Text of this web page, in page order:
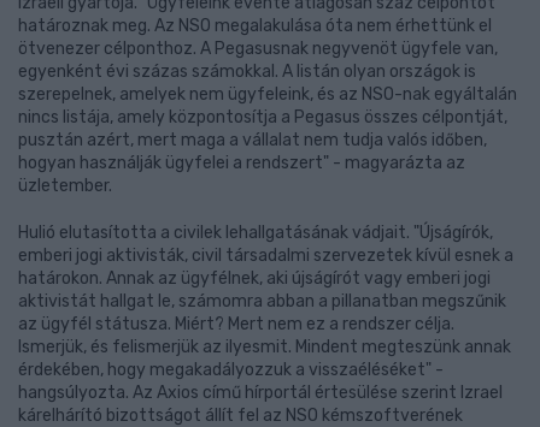
határoznak meg. Az NSO megalakulása óta nem érhettünk el
ötvenezer célponthoz. A Pegasusnak negyvenöt ügyfele van,
egyenként évi százas számokkal. A listán olyan országok is
szerepelnek, amelyek nem ügyfeleink, és az NSO-nak egyáltalán
nincs listája, amely központosítja a Pegasus összes célpontját,
pusztán azért, mert maga a vállalat nem tudja valós időben,
hogyan használják ügyfelei a rendszert" - magyarázta az
üzletember.
Hulió elutasította a civilek lehallgatásának vádjait. "Újságírók,
emberi jogi aktivisták, civil társadalmi szervezetek kívül esnek a
határokon. Annak az ügyfélnek, aki újságírót vagy emberi jogi
aktivistát hallgat le, számomra abban a pillanatban megszűnik
az ügyfél státusza. Miért? Mert nem ez a rendszer célja.
Ismerjük, és felismerjük az ilyesmit. Mindent megteszünk annak
érdekében, hogy megakadályozzuk a visszaéléséket" -
hangsúlyozta. Az Axios című hírportál értesülése szerint Izrael
kárelhárító bizottságot állít fel az NSO kémszoftverének